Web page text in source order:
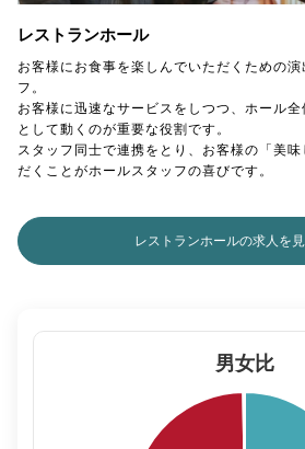
レストランホール
お客様にお食事を楽しんでいただくための
フ。
お客様に迅速なサービスをしつつ、ホール
として動くのが重要な役割です。
スタッフ同士で連携をとり、お客様の「美
だくことがホールスタッフの喜びです。
レストランホールの求人を
男女比